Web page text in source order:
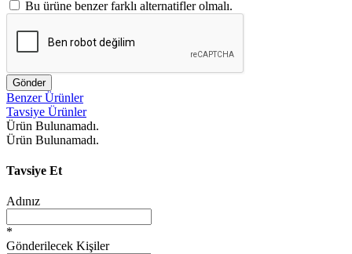
Bu ürüne benzer farklı alternatifler olmalı.
Gönder
Benzer Ürünler
Tavsiye Ürünler
Ürün Bulunamadı.
Ürün Bulunamadı.
Tavsiye Et
Adınız
*
Gönderilecek Kişiler